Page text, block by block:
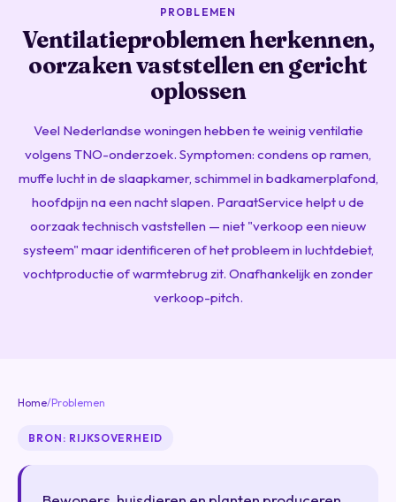
PROBLEMEN
Ventilatieproblemen herkennen,
oorzaken vaststellen en gericht
oplossen
Veel Nederlandse woningen hebben te weinig ventilatie
volgens TNO-onderzoek. Symptomen: condens op ramen,
muffe lucht in de slaapkamer, schimmel in badkamerplafond,
hoofdpijn na een nacht slapen. ParaatService helpt u de
oorzaak technisch vaststellen — niet "verkoop een nieuw
systeem" maar identificeren of het probleem in luchtdebiet,
vochtproductie of warmtebrug zit. Onafhankelijk en zonder
verkoop-pitch.
Home/Problemen
BRON: RIJKSOVERHEID